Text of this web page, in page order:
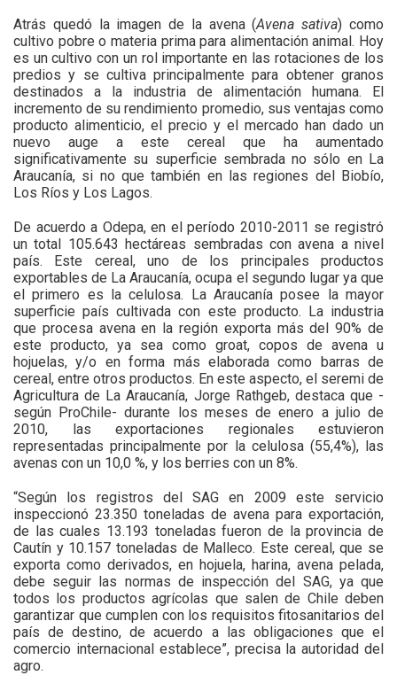
Atrás quedó la imagen de la avena (Avena sativa) como
cultivo pobre o materia prima para alimentación animal. Hoy
es un cultivo con un rol importante en las rotaciones de los
predios y se cultiva principalmente para obtener granos
destinados a la industria de alimentación humana. El
incremento de su rendimiento promedio, sus ventajas como
producto alimenticio, el precio y el mercado han dado un
nuevo auge a este cereal que ha aumentado
significativamente su superficie sembrada no sólo en La
Araucanía, si no que también en las regiones del Biobío,
Los Ríos y Los Lagos.
De acuerdo a Odepa, en el período 2010-2011 se registró
un total 105.643 hectáreas sembradas con avena a nivel
país. Este cereal, uno de los principales productos
exportables de La Araucanía, ocupa el segundo lugar ya que
el primero es la celulosa. La Araucanía posee la mayor
superficie país cultivada con este producto. La industria
que procesa avena en la región exporta más del 90% de
este producto, ya sea como groat, copos de avena u
hojuelas, y/o en forma más elaborada como barras de
cereal, entre otros productos. En este aspecto, el seremi de
Agricultura de La Araucanía, Jorge Rathgeb, destaca que -
según ProChile- durante los meses de enero a julio de
2010, las exportaciones regionales estuvieron
representadas principalmente por la celulosa (55,4%), las
avenas con un 10,0 %, y los berries con un 8%.
“Según los registros del SAG en 2009 este servicio
inspeccionó 23.350 toneladas de avena para exportación,
de las cuales 13.193 toneladas fueron de la provincia de
Cautín y 10.157 toneladas de Malleco. Este cereal, que se
exporta como derivados, en hojuela, harina, avena pelada,
debe seguir las normas de inspección del SAG, ya que
todos los productos agrícolas que salen de Chile deben
garantizar que cumplen con los requisitos fitosanitarios del
país de destino, de acuerdo a las obligaciones que el
comercio internacional establece”, precisa la autoridad del
agro.